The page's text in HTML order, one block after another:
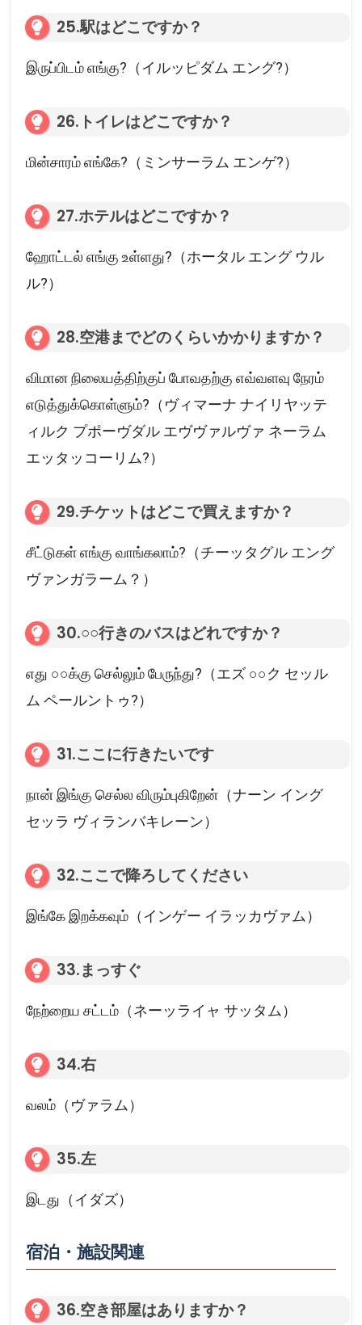
25.駅はどこですか？
இருப்பிடம் எங்கு?（イルッピダム エング?）
26.トイレはどこですか？
மின்சாரம் எங்கே?（ミンサーラム エンゲ?）
27.ホテルはどこですか？
ஹோட்டல் எங்கு உள்ளது?（ホータル エング ウル
ル?）
28.空港までどのくらいかかりますか？
விமான நிலையத்திற்குப் போவதற்கு எவ்வளவு நேரம்
எடுத்துக்கொள்ளும்?（ヴィマーナ ナイリヤッテ
ィルク プポーヴダル エヴヴァルヴァ ネーラム
エッタッコーリム?）
29.チケットはどこで買えますか？
சீட்டுகள் எங்கு வாங்கலாம்?（チーッタグル エング
ヴァンガラーム？）
30.○○行きのバスはどれですか？
எது ○○க்கு செல்லும் பேருந்து?（エズ ○○ク セッル
ム ペールントゥ?）
31.ここに行きたいです
நான் இங்கு செல்ல விரும்புகிறேன்（ナーン イング
セッラ ヴィランバキレーン）
32.ここで降ろしてください
இங்கே இறக்கவும்（インゲー イラッカヴァム）
33.まっすぐ
நேற்றைய சட்டம்（ネーッライャ サッタム）
34.右
வலம்（ヴァラム）
35.左
இடது（イダズ）
宿泊・施設関連
36.空き部屋はありますか？